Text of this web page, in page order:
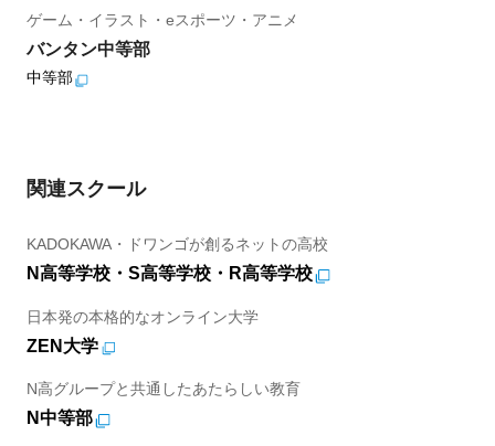
ゲーム・イラスト・eスポーツ・アニメ
バンタン中等部
中等部
関連スクール
KADOKAWA・ドワンゴが創るネットの高校
N高等学校・S高等学校・R高等学校
日本発の本格的なオンライン大学
ZEN大学
N高グループと共通したあたらしい教育
N中等部